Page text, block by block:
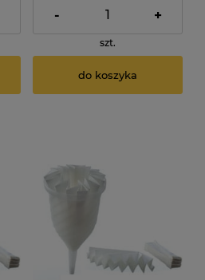
- +
szt.
do koszyka